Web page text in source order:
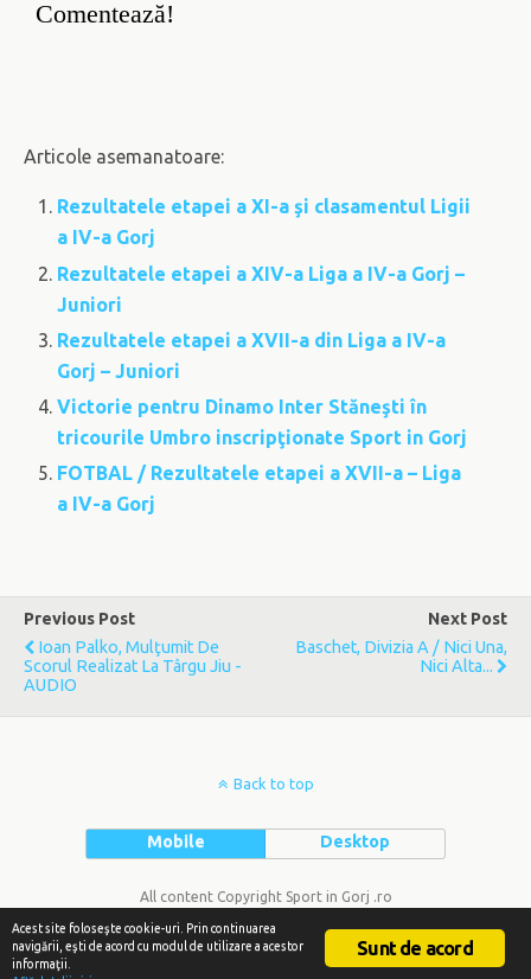
Comentează!
Articole asemanatoare:
Rezultatele etapei a XI-a şi clasamentul Ligii
a IV-a Gorj
Rezultatele etapei a XIV-a Liga a IV-a Gorj –
Juniori
Rezultatele etapei a XVII-a din Liga a IV-a
Gorj – Juniori
Victorie pentru Dinamo Inter Stăneşti în
tricourile Umbro inscripţionate Sport in Gorj
FOTBAL / Rezultatele etapei a XVII-a – Liga
a IV-a Gorj
Previous Post
Ioan Palko, Mulţumit De
Scorul Realizat La Târgu Jiu -
AUDIO
Next Post
Baschet, Divizia A / Nici Una,
Nici Alta...
Back to top
Mobile Desktop
All content Copyright Sport in Gorj .ro
Sunt de acord
Acest site foloseşte cookie-uri. Prin continuarea
navigării, eşti de acord cu modul de utilizare a acestor
informaţii.